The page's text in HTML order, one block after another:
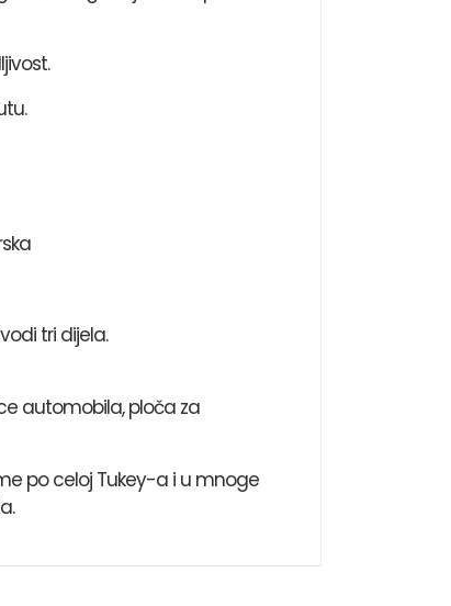
tri dijela.
automobila, ploča za
po celoj Tukey-a i u mnoge